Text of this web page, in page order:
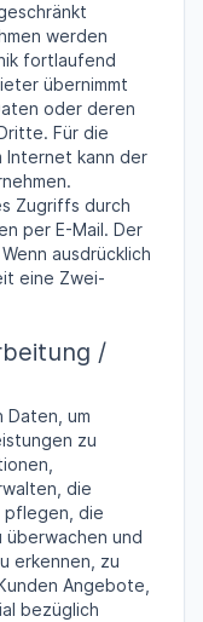
werden
fortlaufend
übernimmt
oder deren
Für die
Internet kann der
Zugriffs durch
per E-Mail. Der
ausdrücklich
eine Zwei-
/
Daten, um
zu
die
pflegen, die
und
erkennen, zu
Angebote,
bezüglich